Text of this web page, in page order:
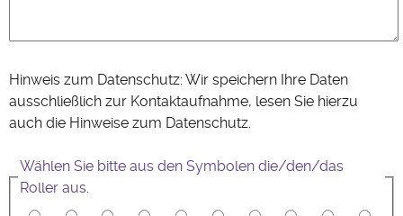
Hinweis zum Datenschutz: Wir speichern Ihre Daten
ausschließlich zur Kontaktaufnahme, lesen Sie hierzu
auch die Hinweise zum Datenschutz.
Wählen Sie bitte aus den Symbolen die/den/das
Roller aus.